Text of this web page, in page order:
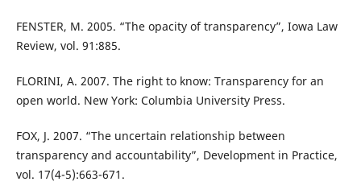
FENSTER, M. 2005. “The opacity of transparency”, Iowa Law
Review, vol. 91:885.
FLORINI, A. 2007. The right to know: Transparency for an
open world. New York: Columbia University Press.
FOX, J. 2007. “The uncertain relationship between
transparency and accountability”, Development in Practice,
vol. 17(4-5):663-671.